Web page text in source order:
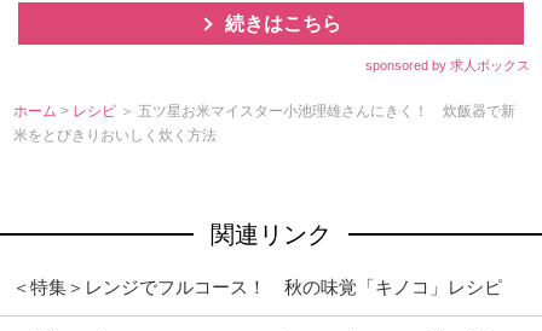
続きはこちら
sponsored by 求人ボックス
ホーム > レシピ ＞ 五ツ星お米マイスター小池理雄さんにきく！ 炊飯器で新
米をとびきりおいしく炊く方法
関連リンク
＜特集＞レンジでフルコース！ 秋の味覚「キノコ」レシピ